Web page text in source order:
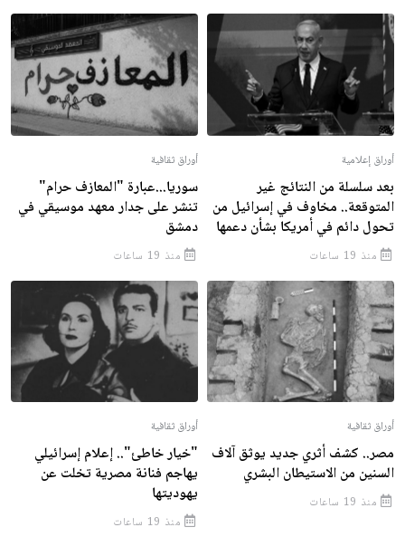
أوراق إعلامية
بعد سلسلة من النتائج غير
المتوقعة.. مخاوف في إسرائيل من
تحول دائم في أمريكا بشأن دعمها
منذ 19 ساعات
أوراق ثقافية
سوريا...عبارة "المعازف حرام"
تنشر على جدار معهد موسيقي في
دمشق
منذ 19 ساعات
أوراق ثقافية
مصر.. كشف أثري جديد يوثق آلاف
السنين من الاستيطان البشري
منذ 19 ساعات
أوراق ثقافية
"خيار خاطئ".. إعلام إسرائيلي
يهاجم فنانة مصرية تخلت عن
يهوديتها
منذ 19 ساعات